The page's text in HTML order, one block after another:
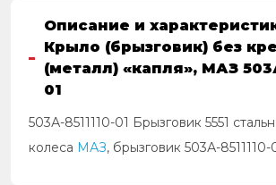
Описание и
Крыло (брызговик) без
(металл) «капля», МАЗ
01
503А-8511110-01 Брызговик 5551
колеса МАЗ, брызговик 503А-8511110-